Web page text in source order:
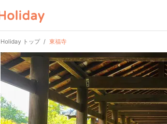
Holiday トップ 東福寺